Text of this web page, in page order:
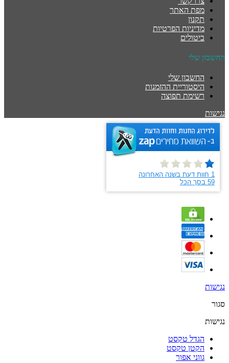
מפת האתר
תקנון
מדיניות הפרטיות
ביטולים
החשבון שלי
החשבון שלי
היסטוריית ההזמנות
רשימת תפוצה
נגישות
נגישות
סגור
נגישות
הגדל טקסט
הקטן טקסט
גווני אפור